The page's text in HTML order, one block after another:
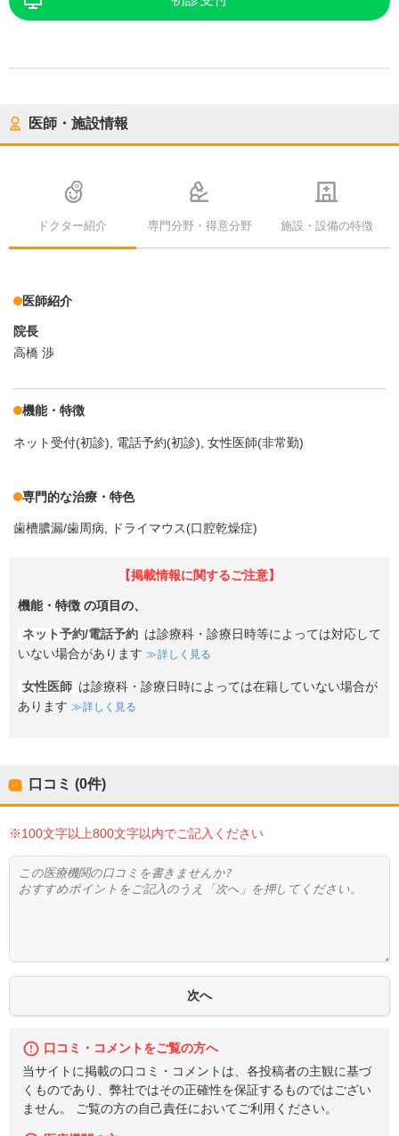
医師・施設情報
ドクター紹介 専門分野・得意分野 施設・設備の特徴
医師紹介
院長
高橋 渉
機能・特徴
ネット受付(初診) 電話予約(初診) 女性医師(非常勤)
専門的な治療・特色
歯槽膿漏/歯周病 ドライマウス(口腔乾燥症)
【掲載情報に関するご注意】
機能・特徴 の項目の、
ネット予約/電話予約 は診療科・診療日時等によっては対応して
いない場合があります
詳しく見る
女性医師 は診療科・診療日時によっては在籍していない場合が
あります
詳しく見る
口コミ (0件)
※100文字以上800文字以内でご記入ください
口コミ・コメントをご覧の方へ
当サイトに掲載の口コミ・コメントは、各投稿者の主観に基づ
くものであり、弊社ではその正確性を保証するものではござい
ません。 ご覧の方の自己責任においてご利用ください。